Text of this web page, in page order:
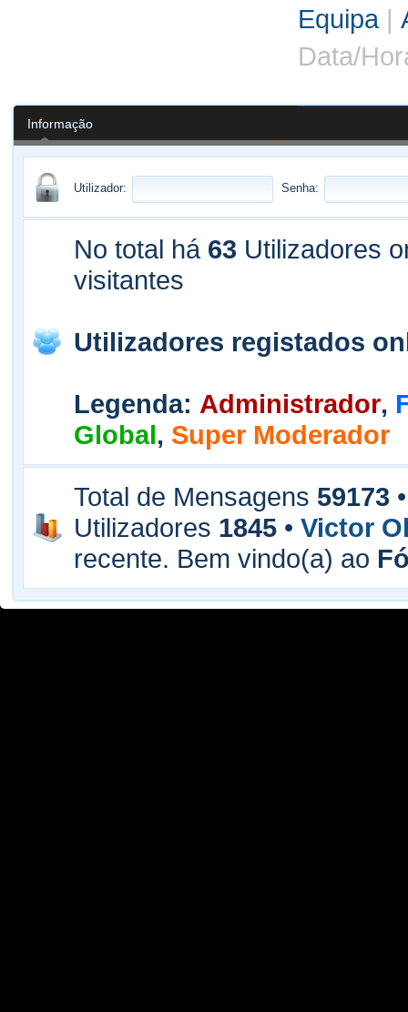
Equipa|
Data/
Informação
Utilizador: Senha:
No total há 63 Utilizadores
visitantes
Utilizadores registados
Legenda: Administrador,
Global, Super Moderador
Total de Mensagens 59173
Utilizadores 1845 • Victor
recente. Bem vindo(a) ao